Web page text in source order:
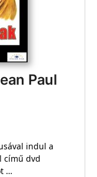
Paul
indul a
című dvd
…